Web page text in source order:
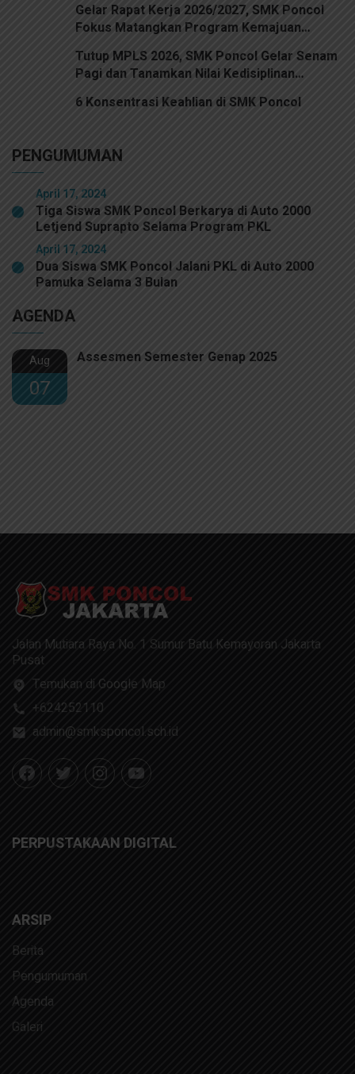
Gelar Rapat Kerja 2026/2027, SMK Poncol
Fokus Matangkan Program Kemajuan
Tutup MPLS 2026, SMK Poncol Gelar Senam
Pagi dan Tanamkan Nilai Kedisiplinan
6 Konsentrasi Keahlian di SMK Poncol
PENGUMUMAN
April 17, 2024
Tiga Siswa SMK Poncol Berkarya di Auto 2000
Letjend Suprapto Selama Program PKL
April 17, 2024
Dua Siswa SMK Poncol Jalani PKL di Auto 2000
Pamuka Selama 3 Bulan
AGENDA
Aug
07
Assesmen Semester Genap 2025
Jalan Mutiara Raya No. 1 Sumur Batu Kemayoran Jakarta
Pusat
Temukan di Google Map
+624252110
admin@smksponcol.sch.id
PERPUSTAKAAN DIGITAL
ARSIP
Berita
Pengumuman
Agenda
Galeri